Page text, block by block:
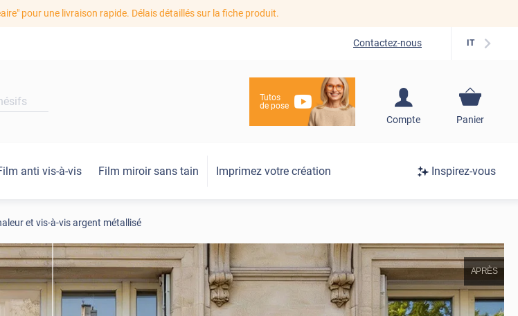
pour une livraison rapide. Délais détaillés sur la fiche produit.
Contactez-nous IT
Tutos
de pose
Compte
S'inscrire / Se
Panier
anti vis-à-vis Film miroir sans tain Imprimez votre création Inspirez-vous
et vis-à-vis argent métallisé
APRÈS